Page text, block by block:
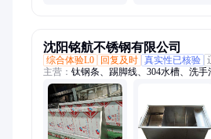
沈阳铭航不锈钢有限公司
综合体验L0
回复及时 真实性已核验
主营： 钛钢条、踢脚线、304水槽、洗手
弯、剪板折弯、标识标牌、按需定制、
不锈钢展架、不锈钢标识、公共卫生间
柜、不锈钢小便、不锈钢水槽、不锈钢
钢柜台、不锈钢标牌、不锈钢工作柜、